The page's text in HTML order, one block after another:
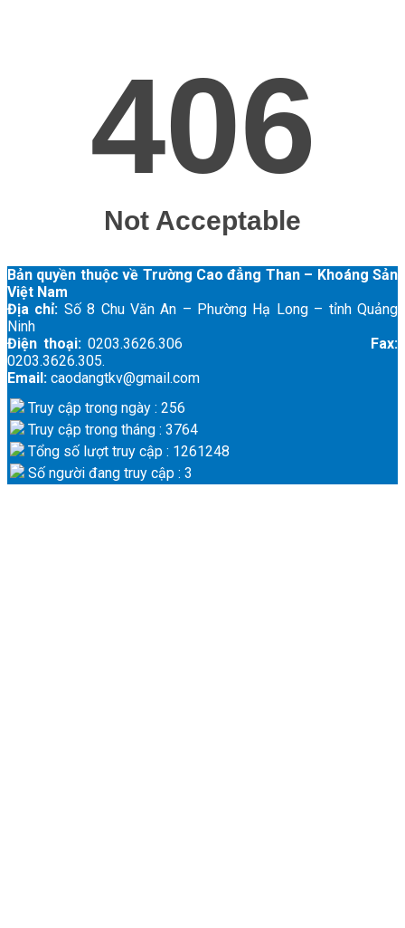
Bản quyền thuộc về Trường Cao đẳng Than – Khoáng Sản
Việt Nam
Địa chỉ: Số 8 Chu Văn An – Phường Hạ Long – tỉnh Quảng
Ninh
Điện thoại: 0203.3626.306 Fax:
0203.3626.305.
Email: caodangtkv@gmail.com
Truy cập trong ngày : 256
Truy cập trong tháng : 3764
Tổng số lượt truy cập : 1261248
Số người đang truy cập : 3